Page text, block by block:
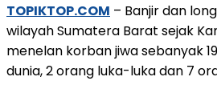
TOPIKTOP.COM – Banjir dan
wilayah Sumatera Barat sejak
menelan korban jiwa sebanyak
dunia, 2 orang luka-luka dan 7